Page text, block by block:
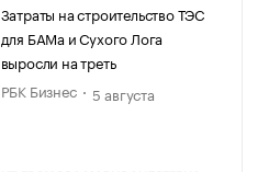
Затраты на строительство ТЭС
для БАМа и Сухого Лога
выросли на треть
РБК Бизнес
5 августа